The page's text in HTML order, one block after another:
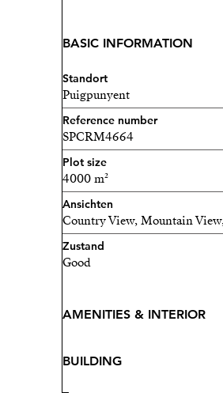
BASIC INFORMATION
Standort
Puigpunyent
Reference number
SPCRM4664
Plot size
4000 m²
Ansichten
Country View, Mountain
Zustand
Good
AMENITIES & INTERIOR
BUILDING